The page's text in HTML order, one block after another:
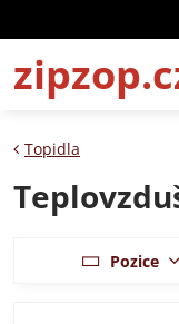
Topidla
Pozice